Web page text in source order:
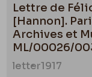
Lettre de
[Hannon].
Archives et
ML/00026/
letter1917